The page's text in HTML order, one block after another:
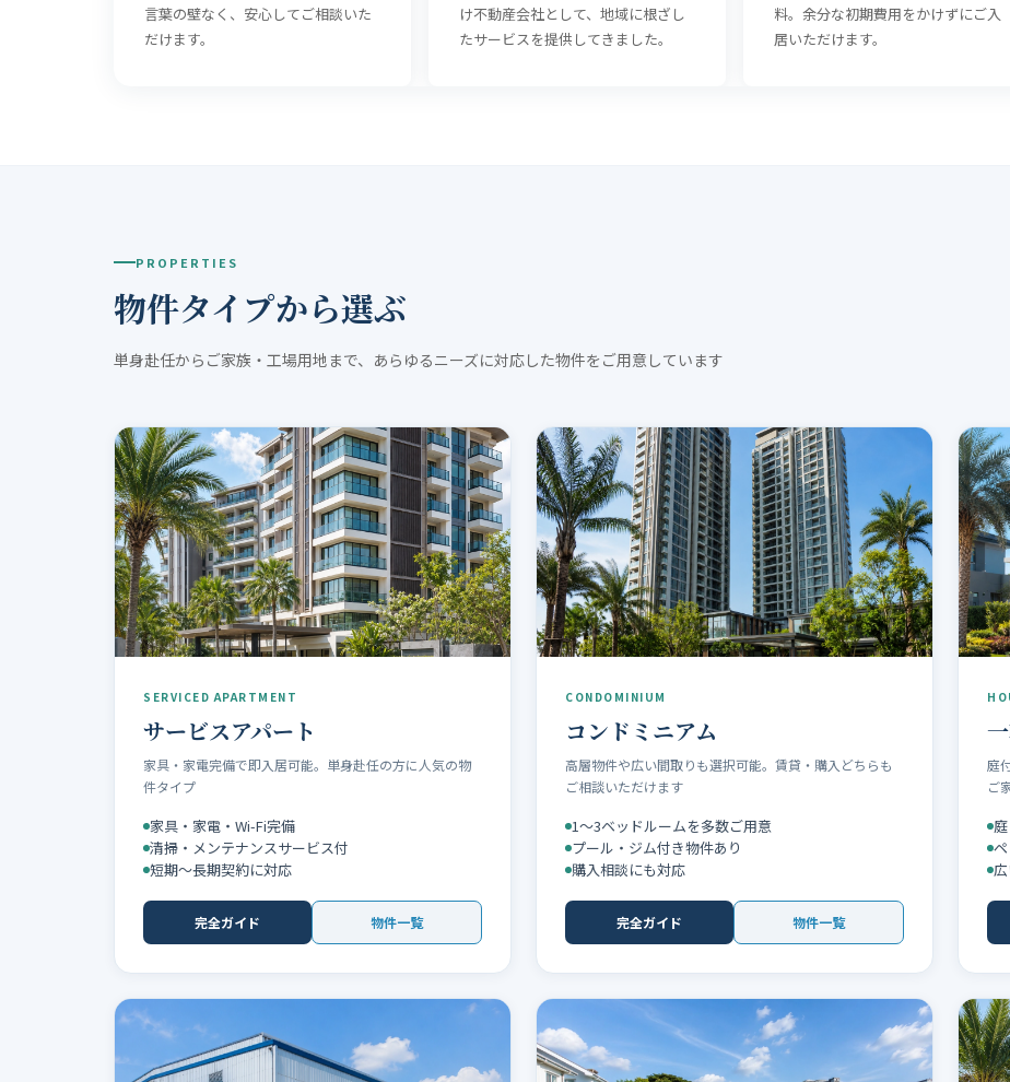
言葉の壁なく、安心してご相談いた
だけます。
け不動産会社として、地域に根ざし
たサービスを提供してきました。
料。余分な初期費用をかけずにご入
居いただけます。
PROPERTIES
物件タイプから選ぶ
単身赴任からご家族・工場用地まで、あらゆるニーズに対応した物件をご用意しています
SERVICED APARTMENT
サービスアパート
家具・家電完備で即入居可能。単身赴任の方に人気の物
件タイプ
家具・家電・Wi-Fi完備
清掃・メンテナンスサービス付
短期〜長期契約に対応
完全ガイド 物件一覧
CONDOMINIUM
コンドミニアム
高層物件や広い間取りも選択可能。賃貸・購入どちらも
ご相談いただけます
1〜3ベッドルームを多数ご用意
プール・ジム付き物件あり
購入相談にも対応
完全ガイド 物件一覧
庭
ご